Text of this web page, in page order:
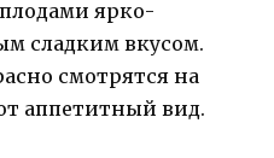
ярко-
сладким вкусом.
смотрятся на
аппетитный вид.